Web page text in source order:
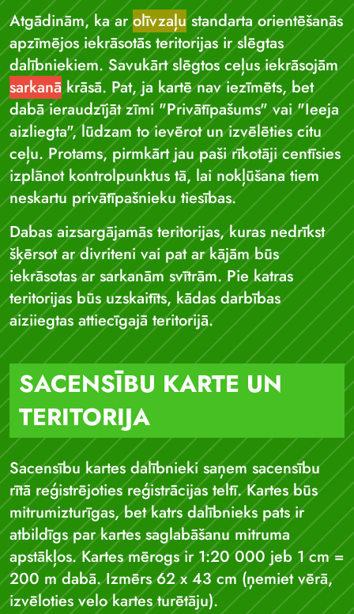
Atgādinām, ka arolīvzaļustandarta orientēšanās
apzīmējos iekrāsotās teritorijas ir slēgtas
dalībniekiem. Savukārt slēgtos ceļus iekrāsojām
sarkanākrāsā. Pat, ja kartē nav iezīmēts, bet
dabā ieraudzījāt zīmi "Privātīpašums" vai "Ieeja
aizliegta", lūdzam to ievērot un izvēlēties citu
ceļu. Protams, pirmkārt jau paši rīkotāji centīsies
izplānot kontrolpunktus tā, lai nokļūšana tiem
neskartu privātīpašnieku tiesības.
Dabas aizsargājamās teritorijas, kuras nedrīkst
šķērsot ar divriteni vai pat ar kājām būs
iekrāsotas ar sarkanām svītrām. Pie katras
teritorijas būs uzskaitīts, kādas darbības
aiziiegtas attiecīgajā teritorijā.
SACENSĪBU KARTE UN
TERITORIJA
Sacensību kartes dalībnieki saņem sacensību
rītā reģistrējoties reģistrācijas teltī. Kartes būs
mitrumizturīgas, bet katrs dalībnieks pats ir
atbildīgs par kartes saglabāšanu mitruma
apstākļos. Kartes mērogs ir 1:20 000 jeb 1 cm =
200 m dabā. Izmērs 62 x 43 cm (ņemiet vērā,
izvēloties velo kartes turētāju).